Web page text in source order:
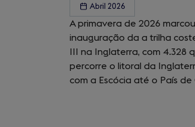
Abril 2026
A primavera de 2026
inauguração da a trilha
III na Inglaterra, com 4.328
percorre o litoral da
com a Escócia até o País de